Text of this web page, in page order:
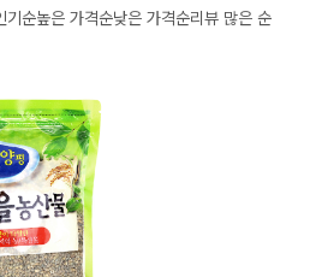
기순높은 가격순낮은 가격순리뷰 많은 순